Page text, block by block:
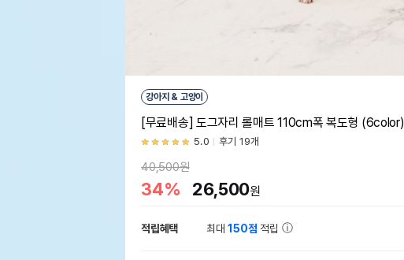
강아지 & 고양이
[무료배송] 도그자리 롤매트 110cm폭 복도형 (6color)
5.0 후기 19개
40,500원
34% 26,500원
적립혜택 최대150점 적립